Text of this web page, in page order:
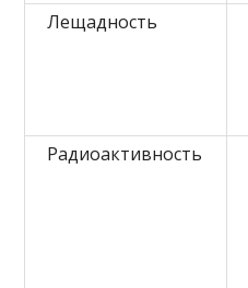
Лещадность
Радиоактивность